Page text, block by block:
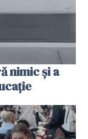
nimic și a